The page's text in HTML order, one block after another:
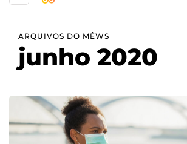
ARQUIVOS DO MÊWS
junho 2020